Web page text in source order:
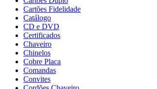
Cartões Fidelidade
Catálogo
CD e DVD
Certificados
Chaveiro
Chinelos
Cobre Placa
Comandas
Convites